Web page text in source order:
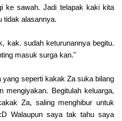
ke sawah. Jadi telapak kaki kita
tidak alasannya.
kak. sudah keturunannya begitu.
masuk surga kan."
yang seperti kakak Za suka bilang
Begitulah keluarga,
Za, saling menghibur untuk
Walaupun saya tak tahu saya